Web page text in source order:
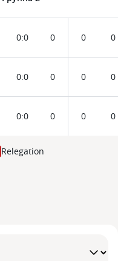
0:0 0 0 0
0:0 0 0 0
0:0 0 0 0
Relegation